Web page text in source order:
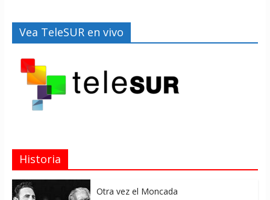
Vea TeleSUR en vivo
Historia
Otra vez el Moncada